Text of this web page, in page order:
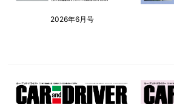
2026年6月号